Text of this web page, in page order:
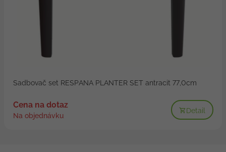
Sadbovač set RESPANA PLANTER SET antracit 77,0cm
Cena na dotaz
Na objednávku
Detail